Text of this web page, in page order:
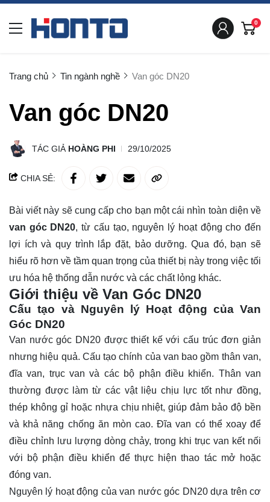
0
Trang chủ Tin ngành nghề Van góc DN20
Van góc DN20
TÁC GIẢ HOÀNG PHI 29/10/2025
CHIA SẺ:
Bài viết này sẽ cung cấp cho bạn một cái nhìn toàn diện về
van góc DN20, từ cấu tạo, nguyên lý hoạt động cho đến
lợi ích và quy trình lắp đặt, bảo dưỡng. Qua đó, bạn sẽ
hiểu rõ hơn về tầm quan trọng của thiết bị này trong việc tối
ưu hóa hệ thống dẫn nước và các chất lỏng khác.
Giới thiệu về Van Góc DN20
Cấu tạo và Nguyên lý Hoạt động của Van
Góc DN20
Van nước góc DN20 được thiết kế với cấu trúc đơn giản
nhưng hiệu quả. Cấu tạo chính của van bao gồm thân van,
đĩa van, trục van và các bộ phận điều khiển. Thân van
thường được làm từ các vật liệu chịu lực tốt như đồng,
thép không gỉ hoặc nhựa chịu nhiệt, giúp đảm bảo độ bền
và khả năng chống ăn mòn cao. Đĩa van có thể xoay để
điều chỉnh lưu lượng dòng chảy, trong khi trục van kết nối
với bộ phận điều khiển để thực hiện thao tác mở hoặc
đóng van.
Nguyên lý hoạt động của van nước góc DN20 dựa trên cơ